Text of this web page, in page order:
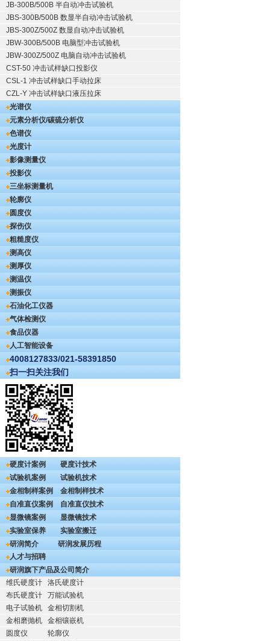
JB-300B/500B 半自动冲击试验机
JBS-300B/500B 数显半自动冲击试验机
JBS-300Z/500Z 数显自动冲击试验机
JBW-300B/500B 电脑型冲击试验机
JBW-300Z/500Z 电脑自动冲击试验机
CST-50 冲击试样缺口投影仪
CSL-1 冲击试样缺口手动拉床
CZL-Y 冲击试样缺口液压拉床
光谱仪
元素分析仪/碳硫分析仪
色谱仪
光度计
影像测量仪
投影仪
三坐标测量机
轮廓仪
圆度仪
探伤仪
粗糙度仪
测高仪
测厚仪
测温仪
测振仪
石油化工仪器
气体检测仪
食品仪器
人工智能设备
4008127833/021-58391850
扫一扫关注我们
硬度计案例
硬度计技术
试验机案例
试验机技术
金相制样案例
金相制样技术
自准直仪案例
自准直仪技术
显微镜案例
显微镜技术
实验室保养
实验室搬迁
研润简介
研润发展历程
人才与招聘
研润旗下产品及公司简介
维氏硬度计
洛氏硬度计
布氏硬度计
万能试验机
电子试验机
金相切割机
金相磨抛机
金相镶嵌机
圆度仪
轮廓仪